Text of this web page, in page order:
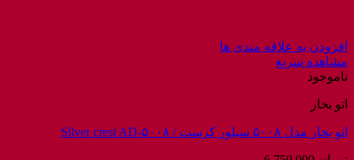
افزودن به علاقه مندی ها
مشاهده سریع
ناموجود
اتو بخار
اتو بخار مدل ۵۰۰۸ سیلور کرست / Silver crest AD-۵۰۰۸